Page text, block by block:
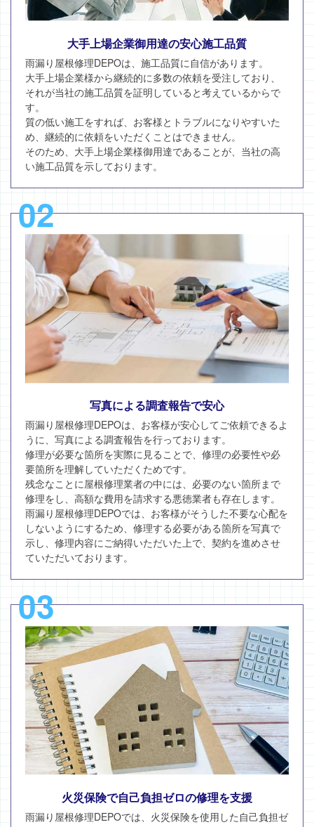
大手上場企業御用達の安心施工品質
雨漏り屋根修理DEPOは、施工品質に自信があります。
大手上場企業様から継続的に多数の依頼を受注しており、
それが当社の施工品質を証明していると考えているからで
す。
質の低い施工をすれば、お客様とトラブルになりやすいた
め、継続的に依頼をいただくことはできません。
そのため、大手上場企業様御用達であることが、当社の高
い施工品質を示しております。
02
写真による調査報告で安心
雨漏り屋根修理DEPOは、お客様が安心してご依頼できるよ
うに、写真による調査報告を行っております。
修理が必要な箇所を実際に見ることで、修理の必要性や必
要箇所を理解していただくためです。
残念なことに屋根修理業者の中には、必要のない箇所まで
修理をし、高額な費用を請求する悪徳業者も存在します。
雨漏り屋根修理DEPOでは、お客様がそうした不要な心配を
しないようにするため、修理する必要がある箇所を写真で
示し、修理内容にご納得いただいた上で、契約を進めさせ
ていただいております。
03
火災保険で自己負担ゼロの修理を支援
雨漏り屋根修理DEPOでは、火災保険を使用した自己負担ゼ